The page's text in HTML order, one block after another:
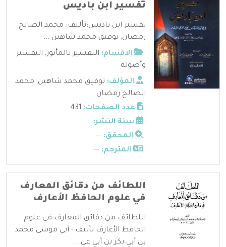
تفسير ابن باديس
تفسير ابن باديس:تأليف: محمد الصالح
رمضان, توفيق محمد شاهين ...
الأقسام: التفسير بالمأثور, التفسير
وأصوله
المؤلف: توفيق محمد شاهين, محمد
الصالح رمضان
عدد الصفحات:
سنة النشر: ---
المحقق: ---
المترجم: ---
اللطائف من دقائق المعارف
في علوم الحافظ الأعارف
اللطائف من دقائق المعارف في علوم
الحافظ الأعارف تأليف - أبي موسى محمد
بن أبي بكر بن أبي عي ...